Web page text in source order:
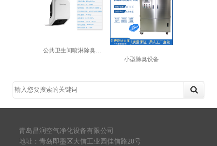
公共卫生间喷淋除臭设备
小型除臭设备
青岛昌润空气净化设备有限公司
地址：青岛即墨区大信工业园佳信路20号